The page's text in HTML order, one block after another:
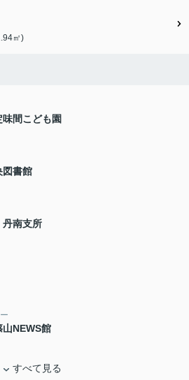
㎡)
間こども園
図書館
南支所
NEWS館
すべて見る